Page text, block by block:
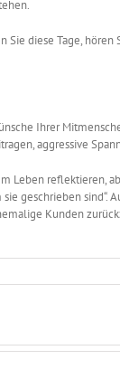
diese Tage, hören
Ihrer
aggressive
Leben reflektieren,
geschrieben sind“.
Kunden